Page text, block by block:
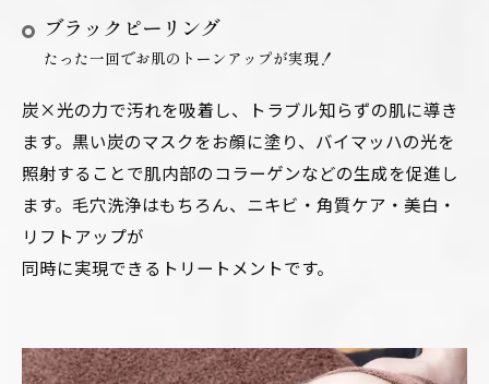
ブラックピーリング
たった一回でお肌のトーンアップが実現！
炭×光の力で汚れを吸着し、トラブル知らずの肌に導き
ます。黒い炭のマスクをお顔に塗り、バイマッハの光を
照射することで肌内部のコラーゲンなどの生成を促進し
ます。毛穴洗浄はもちろん、ニキビ・角質ケア・美白・
リフトアップが
同時に実現できるトリートメントです。